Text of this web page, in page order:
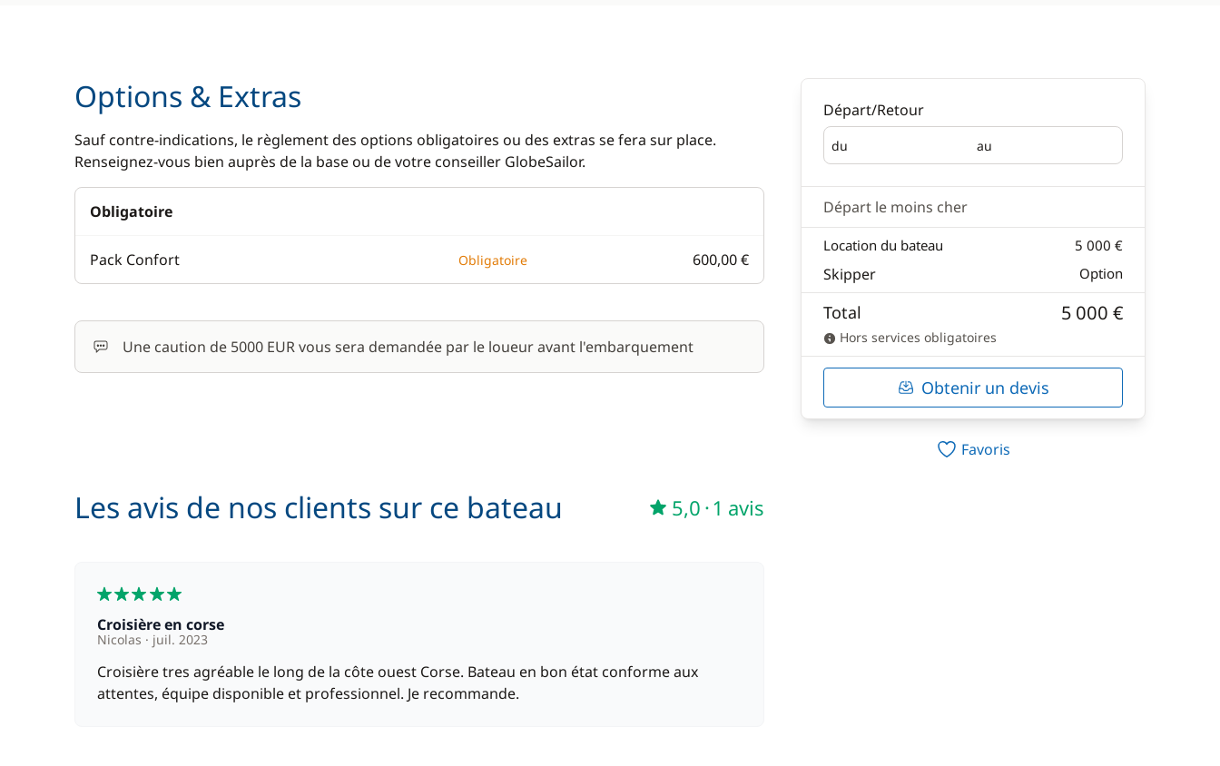
Options & Extras
Sauf contre-indications, le règlement des options obligatoires ou des extras se fera sur place.
Renseignez-vous bien auprès de la base ou de votre conseiller GlobeSailor.
Obligatoire
Pack Confort Obligatoire 600,00 €
Une caution de 5000 EUR vous sera demandée par le loueur avant l'embarquement
Les avis de nos clients sur ce bateau 5,0 ·1 avis
Croisière en corse
Nicolas juil. 2023
Croisière tres agréable le long de la côte ouest Corse. Bateau en bon état conforme aux
attentes, équipe disponible et professionnel. Je recommande.
Départ/Retour
du
Départ au
Retour
Départ le moins cher
Location du bateau 5 000 €
Skipper Option
Total 5 000 €
Hors services obligatoires
Obtenir un devis
Favoris